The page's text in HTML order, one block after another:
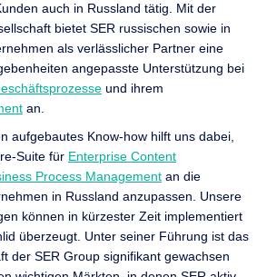
auch in Russland tätig. Mit der
bietet SER russischen sowie in
als verlässlicher Partner eine
angepasste Unterstützung bei
und ihrem
an.
aufgebautes Know-how hilft uns dabei,
Suite für Enterprise Content
Process Management an die
in Russland anzupassen. Unsere
können in kürzester Zeit implementiert
überzeugt. Unter seiner Führung ist das
der SER Group signifikant gewachsen